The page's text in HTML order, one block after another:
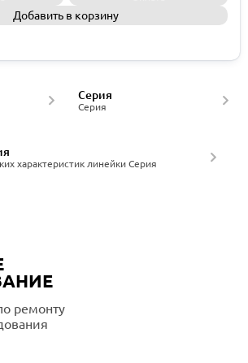
Добавить в корзину
Серия
Серия
характеристик линейки Серия
ремонту